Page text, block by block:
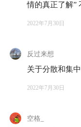
08:51你问我答之
命，也开始明白金
🐚 声海遗珠
（以下声音片段
Part 1 投资问答
情的真正了解”
2022年7月30日
反过来想
关于分散和集
2022年7月30日
空格_